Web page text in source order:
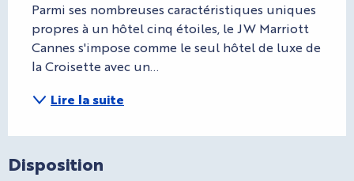
Parmi ses nombreuses caractéristiques uniques
propres à un hôtel cinq étoiles, le JW Marriott
Cannes s'impose comme le seul hôtel de luxe de
la Croisette avec un...
Lire la suite
Disposition